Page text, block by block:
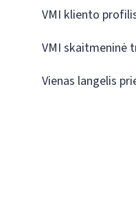
VMI kliento
VMI skaitmeninė
Vienas langelis